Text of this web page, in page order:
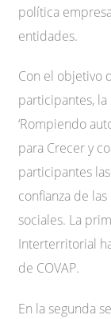
política
entidades.
Con el objetivo
participantes,
‘Rompiendo
para Crecer y
participantes
confianza de
sociales. La
Interterritorial
de COVAP.
En la segunda